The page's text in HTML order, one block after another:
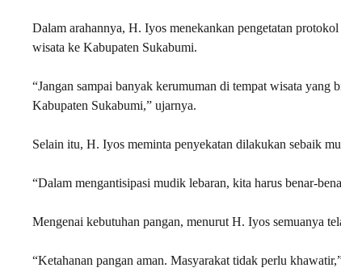
Dalam arahannya, H. Iyos menekankan pengetatan
wisata ke Kabupaten Sukabumi.
“Jangan sampai banyak kerumuman di tempat wisata
Kabupaten Sukabumi,” ujarnya.
Selain itu, H. Iyos meminta penyekatan dilakukan sebaik
“Dalam mengantisipasi mudik lebaran, kita harus benar-
Mengenai kebutuhan pangan, menurut H. Iyos semuanya
“Ketahanan pangan aman. Masyarakat tidak perlu